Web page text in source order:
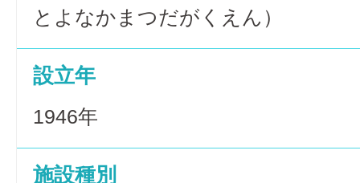
とよなかまつだがくえん）
設立年
1946年
施設種別